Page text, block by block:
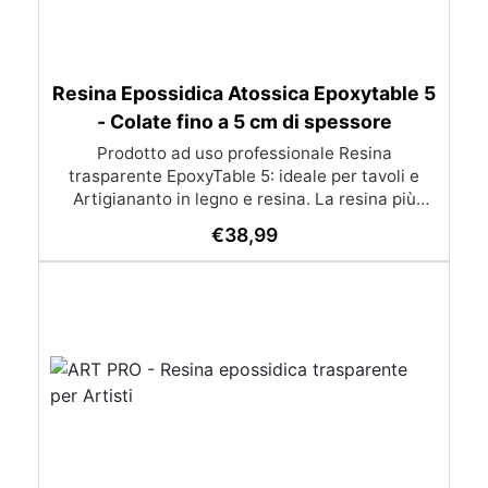
Resina Epossidica Atossica Epoxytable 5
- Colate fino a 5 cm di spessore
Prodotto ad uso professionale Resina
trasparente EpoxyTable 5: ideale per tavoli e
Artigiananto in legno e resina. La resina più
perfetta per colate di alto spessore fino a 5 cm.
Applicazioni Principali: Realizzazione di tavoli in
monete, pietre, ecc) Colate riempitive in
spessore dentro stampi e cassaforme
Caratteristiche principali: ✅ Bassissima
€38,99